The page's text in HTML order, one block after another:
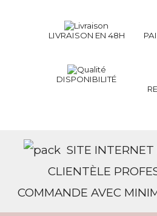
LIVRAISON EN 48H
DISPONIBILITÉ
SITE INTERNET
CLIENTÈLE
COMMANDE AVEC